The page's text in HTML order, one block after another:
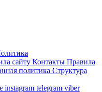
сайту Контакты Правила
политика Структура
instagram telegram viber